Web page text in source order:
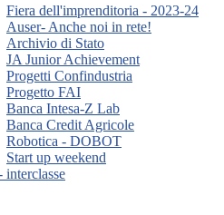
Fiera dell'imprenditoria - 2023-24
Auser- Anche noi in rete!
Archivio di Stato
JA Junior Achievement
Progetti Confindustria
Progetto FAI
Banca Intesa-Z Lab
Banca Credit Agricole
Robotica - DOBOT
Start up weekend
interclasse